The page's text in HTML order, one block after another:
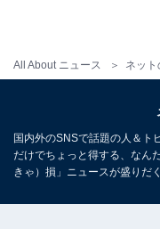
All About ニュース ネット
国内外のSNSで話題の人＆ト
だけでちょっと得する、なん
きゃ）損」ニュースが盛りだ